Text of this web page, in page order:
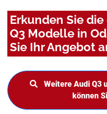
Erkunden Sie
Q3 Modelle in
Sie Ihr Angebot
Weitere Audi Q3
können